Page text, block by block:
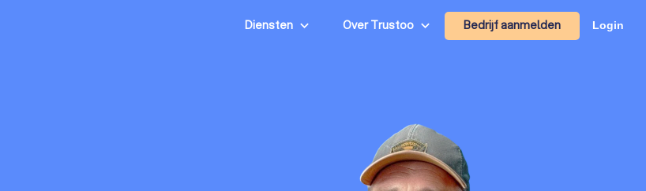
Diensten Over Trustoo Bedrijf aanmelden Login